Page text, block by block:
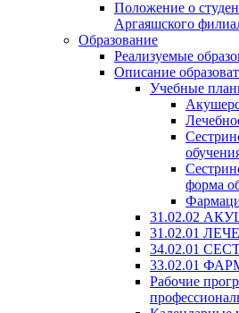
Положение о
Аргаяшского
Образование
Реализуемые
Описание
Учебные
форма
31.02.02
31.02.01
34.02.01
33.02.01
Рабочие